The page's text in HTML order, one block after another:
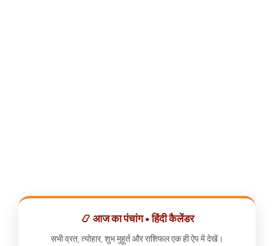
📿 आज का पंचांग • हिंदी कैलेंडर
सभी व्रत, त्योहार, शुभ मुहूर्त और राशिफल एक ही ऐप में देखें।